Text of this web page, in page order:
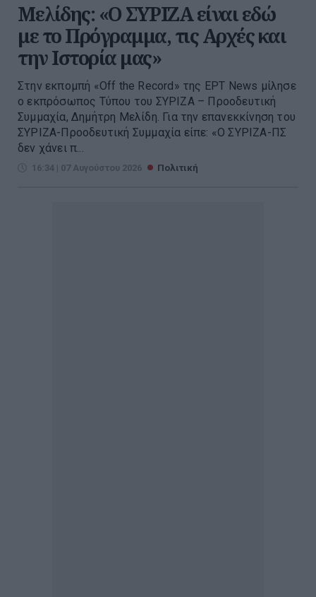
Μελίδης: «Ο ΣΥΡΙΖΑ είναι εδώ
με το Πρόγραμμα, τις Αρχές και
την Ιστορία μας»
Στην εκπομπή «Off the Record» της ΕΡΤ News μίλησε
ο εκπρόσωπος Τύπου του ΣΥΡΙΖΑ – Προοδευτική
Συμμαχία, Δημήτρη Μελίδη. Για την επανεκκίνηση του
ΣΥΡΙΖΑ-Προοδευτική Συμμαχία είπε: «Ο ΣΥΡΙΖΑ-ΠΣ
δεν χάνει π...
16:34 | 07 Αυγούστου 2026 Πολιτική